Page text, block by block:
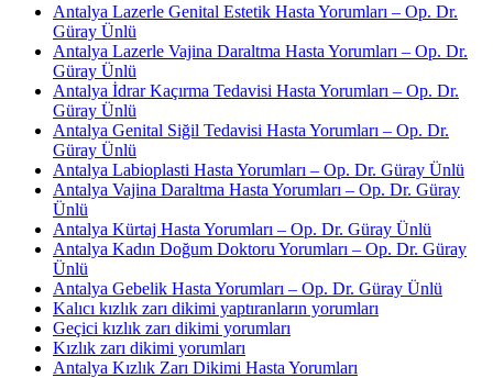
Antalya Lazerle Genital Estetik Hasta Yorumları – Op. Dr.
Güray Ünlü
Antalya Lazerle Vajina Daraltma Hasta Yorumları – Op. Dr.
Güray Ünlü
Antalya İdrar Kaçırma Tedavisi Hasta Yorumları – Op. Dr.
Güray Ünlü
Antalya Genital Siğil Tedavisi Hasta Yorumları – Op. Dr.
Güray Ünlü
Antalya Labioplasti Hasta Yorumları – Op. Dr. Güray Ünlü
Antalya Vajina Daraltma Hasta Yorumları – Op. Dr. Güray
Ünlü
Antalya Kürtaj Hasta Yorumları – Op. Dr. Güray Ünlü
Antalya Kadın Doğum Doktoru Yorumları – Op. Dr. Güray
Ünlü
Antalya Gebelik Hasta Yorumları – Op. Dr. Güray Ünlü
Kalıcı kızlık zarı dikimi yaptıranların yorumları
Geçici kızlık zarı dikimi yorumları
Kızlık zarı dikimi yorumları
Antalya Kızlık Zarı Dikimi Hasta Yorumları